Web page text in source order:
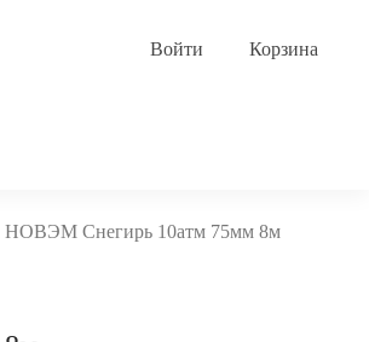
Корзина
НОВЭМ Снегирь 10атм 75мм 8м